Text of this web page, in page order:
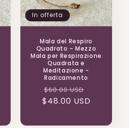
In offerta
Mala del Respiro
Quadrato – Mezzo
Mala per Respirazione
Quadrata e
Meditazione -
Radicamento
Prezzo
di
$60.00 USD
scontato
$48.00 USD